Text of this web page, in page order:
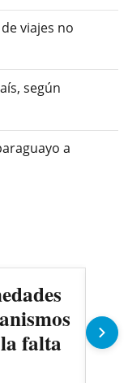
viajes no
según
a
falta
en